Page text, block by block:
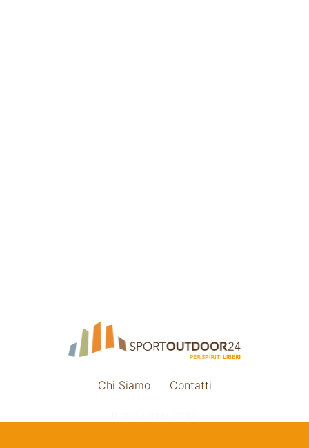
Chi Siamo Contatti